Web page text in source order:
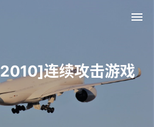
连续攻击游戏